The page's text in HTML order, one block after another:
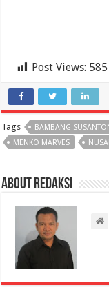
Post Views: 585
Tags BAMBANG
MENKO MARVES
About Redaksi